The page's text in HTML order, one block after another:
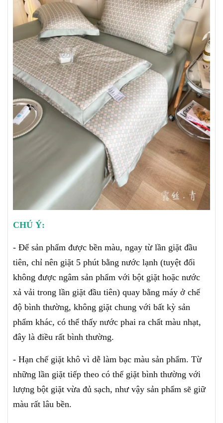
CHÚ Ý:
- Để sản phẩm được bền màu, ngay từ lần giặt đầu
tiên, chỉ nên giặt 5 phút bằng nước lạnh (tuyệt đối
không được ngâm sản phẩm với bột giặt hoặc nước
xả vải trong lần giặt đầu tiên) quay bằng máy ở chế
độ bình thường, không giặt chung với bất kỳ sản
phẩm khác, có thể thấy nước phai ra chất màu nhạt,
đây là điều rất bình thường.
- Hạn chế giặt khô vì dễ làm bạc màu sản phẩm. Từ
những lần giặt tiếp theo có thể giặt bình thường với
lượng bột giặt vừa đủ sạch, như vậy sản phẩm sẽ giữ
màu rất lâu bền.